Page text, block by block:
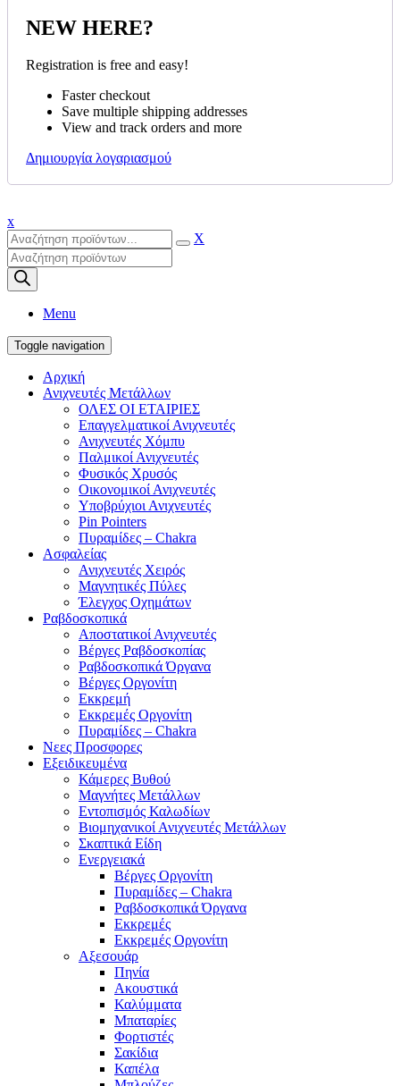
NEW HERE?
Registration is free and easy!
Faster checkout
Save multiple shipping addresses
View and track orders and more
Δημιουργία λογαριασμού
x
X
Products
search
Menu
Toggle navigation
Αρχική
Ανιχνευτές Μετάλλων
ΟΛΕΣ ΟΙ ΕΤΑΙΡΙΕΣ
Επαγγελματικοί Ανιχνευτές
Ανιχνευτές Χόμπυ
Παλμικοί Ανιχνευτές
Φυσικός Χρυσός
Οικονομικοί Ανιχνευτές
Υποβρύχιοι Ανιχνευτές
Pin Pointers
Πυραμίδες – Chakra
Ασφαλείας
Ανιχνευτές Χειρός
Μαγνητικές Πύλες
Έλεγχος Οχημάτων
Ραβδοσκοπικά
Αποστατικοί Ανιχνευτές
Βέργες Ραβδοσκοπίας
Ραβδοσκοπικά Όργανα
Βέργες Οργονίτη
Εκκρεμή
Εκκρεμές Οργονίτη
Πυραμίδες – Chakra
Νεες Προσφορες
Εξειδικευμένα
Κάμερες Βυθού
Μαγνήτες Μετάλλων
Εντοπισμός Καλωδίων
Βιομηχανικοί Ανιχνευτές Μετάλλων
Σκαπτικά Είδη
Ενεργειακά
Βέργες Οργονίτη
Πυραμίδες – Chakra
Ραβδοσκοπικά Όργανα
Εκκρεμές
Εκκρεμές Οργονίτη
Αξεσουάρ
Πηνία
Ακουστικά
Καλύμματα
Μπαταρίες
Φορτιστές
Σακίδια
Καπέλα